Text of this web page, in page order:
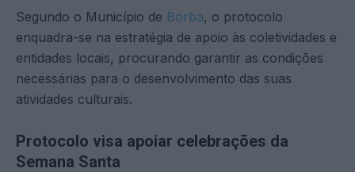
Segundo o Município de Borba, o protocolo
enquadra-se na estratégia de apoio às coletividades e
entidades locais, procurando garantir as condições
necessárias para o desenvolvimento das suas
atividades culturais.
Protocolo visa apoiar celebrações da
Semana Santa